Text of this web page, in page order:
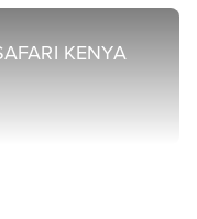
KENYA